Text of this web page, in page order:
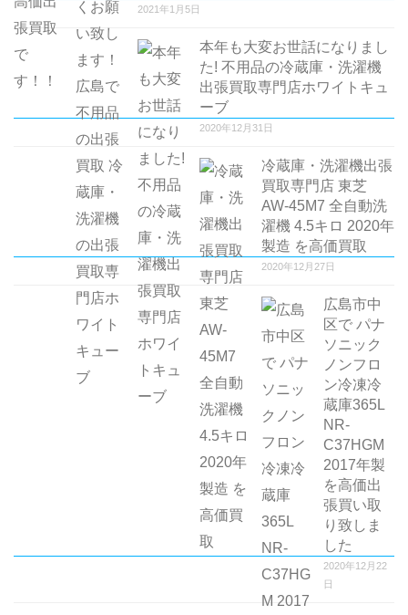
2021年1月5日
本年も大変お世話になりまし
た! 不用品の冷蔵庫・洗濯機
出張買取専門店ホワイトキュ
ーブ
2020年12月31日
冷蔵庫・洗濯機出張
買取専門店 東芝
AW-45M7 全自動洗
濯機 4.5キロ 2020年
製造 を高価買取
2020年12月27日
広島市中
区で パナ
ソニック
ノンフロ
ン冷凍冷
蔵庫365L
NR-
C37HGM
2017年製
を高価出
張買い取
り致しま
した
2020年12月22
日